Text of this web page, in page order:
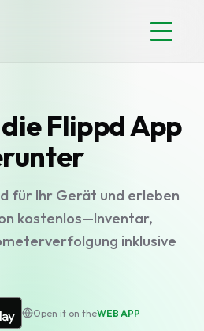
Flippd App
für Ihr Gerät und erleben
kostenlos—Inventar,
inklusive
Open it on theWEB APP